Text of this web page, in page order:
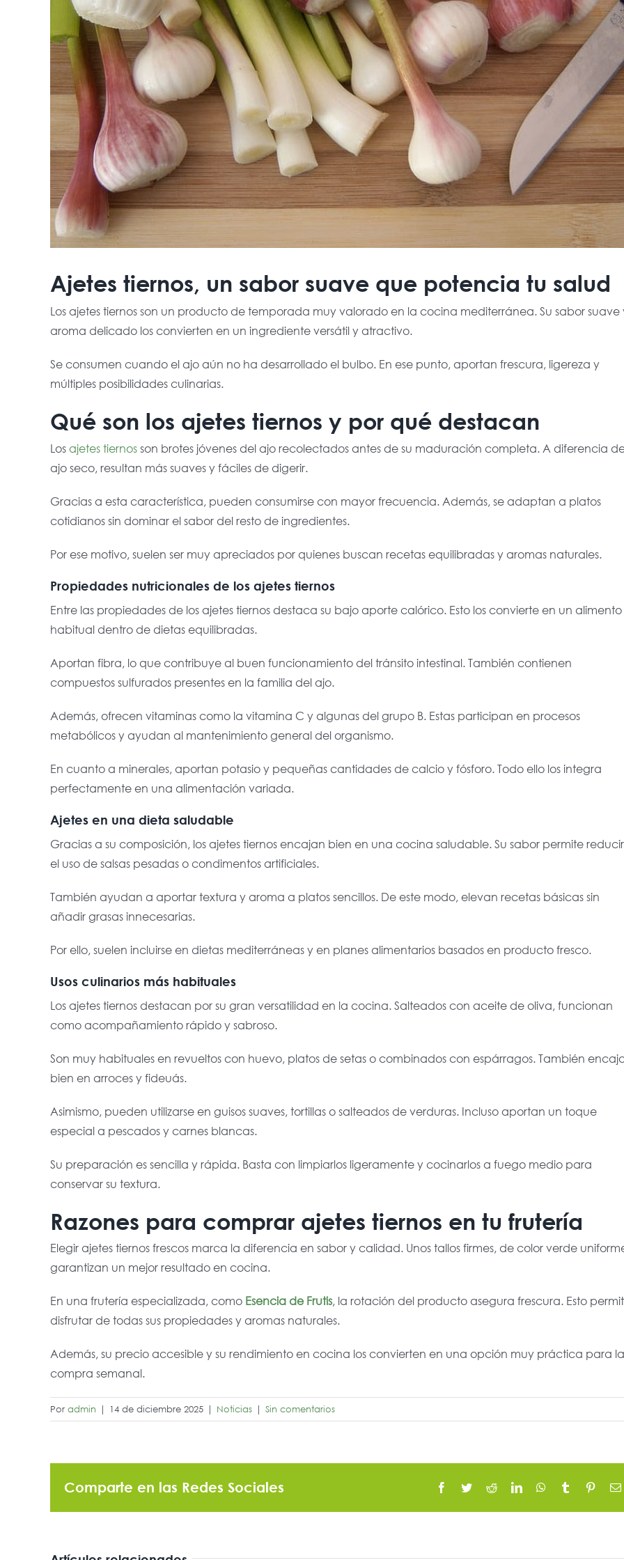
Ajetes tiernos, un sabor suave que potencia tu salud
Los ajetes tiernos son un producto de temporada muy valorado en la cocina mediterránea. Su sabor suave
aroma delicado los convierten en un ingrediente versátil y atractivo.
Se consumen cuando el ajo aún no ha desarrollado el bulbo. En ese punto, aportan frescura, ligereza y
múltiples posibilidades culinarias.
Qué son los ajetes tiernos y por qué destacan
Los ajetes tiernosson brotes jóvenes del ajo recolectados antes de su maduración completa. A diferencia
ajo seco, resultan más suaves y fáciles de digerir.
Gracias a esta característica, pueden consumirse con mayor frecuencia. Además, se adaptan a platos
cotidianos sin dominar el sabor del resto de ingredientes.
Por ese motivo, suelen ser muy apreciados por quienes buscan recetas equilibradas y aromas naturales.
Propiedades nutricionales de los ajetes tiernos
Entre las propiedades de los ajetes tiernos destaca su bajo aporte calórico. Esto los convierte en un alimento
habitual dentro de dietas equilibradas.
Aportan fibra, lo que contribuye al buen funcionamiento del tránsito intestinal. También contienen
compuestos sulfurados presentes en la familia del ajo.
Además, ofrecen vitaminas como la vitamina C y algunas del grupo B. Estas participan en procesos
metabólicos y ayudan al mantenimiento general del organismo.
En cuanto a minerales, aportan potasio y pequeñas cantidades de calcio y fósforo. Todo ello los integra
perfectamente en una alimentación variada.
Ajetes en una dieta saludable
Gracias a su composición, los ajetes tiernos encajan bien en una cocina saludable. Su sabor permite reducir
el uso de salsas pesadas o condimentos artificiales.
También ayudan a aportar textura y aroma a platos sencillos. De este modo, elevan recetas básicas sin
añadir grasas innecesarias.
Por ello, suelen incluirse en dietas mediterráneas y en planes alimentarios basados en producto fresco.
Usos culinarios más habituales
Los ajetes tiernos destacan por su gran versatilidad en la cocina. Salteados con aceite de oliva, funcionan
como acompañamiento rápido y sabroso.
Son muy habituales en revueltos con huevo, platos de setas o combinados con espárragos. También
bien en arroces y fideuás.
Asimismo, pueden utilizarse en guisos suaves, tortillas o salteados de verduras. Incluso aportan un toque
especial a pescados y carnes blancas.
Su preparación es sencilla y rápida. Basta con limpiarlos ligeramente y cocinarlos a fuego medio para
conservar su textura.
Razones para comprar ajetes tiernos en tu frutería
Elegir ajetes tiernos frescos marca la diferencia en sabor y calidad. Unos tallos firmes, de color verde
garantizan un mejor resultado en cocina.
En una frutería especializada, como Esencia de Frutis, la rotación del producto asegura frescura. Esto
disfrutar de todas sus propiedades y aromas naturales.
Además, su precio accesible y su rendimiento en cocina los convierten en una opción muy práctica para la
compra semanal.
Por admin | 14 de diciembre 2025 | Noticias | Sin comentarios
Comparte en las Redes Sociales Facebook
TwitterRedditLinkedInWhatsApp
Tumblr